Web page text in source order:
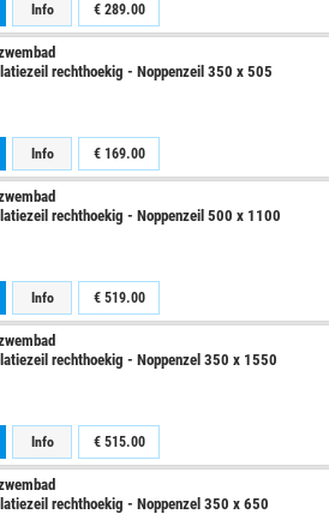
Info € 289.00
rechthoekig - Noppenzeil 350 x 505
Info € 169.00
rechthoekig - Noppenzeil 500 x 1100
Info € 519.00
rechthoekig - Noppenzel 350 x 1550
Info € 515.00
rechthoekig - Noppenzel 350 x 650